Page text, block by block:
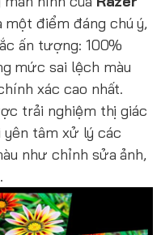
một điểm đáng chú ý,
ấn tượng: 100%
mức sai lệch màu
xác cao nhất.
trải nghiệm thị giác
tâm xử lý các
như chỉnh sửa ảnh,